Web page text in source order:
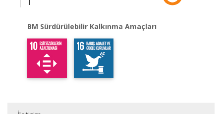
BM Sürdürülebilir Kalkınma Amaçları